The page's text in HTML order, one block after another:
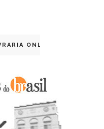
ONLINE